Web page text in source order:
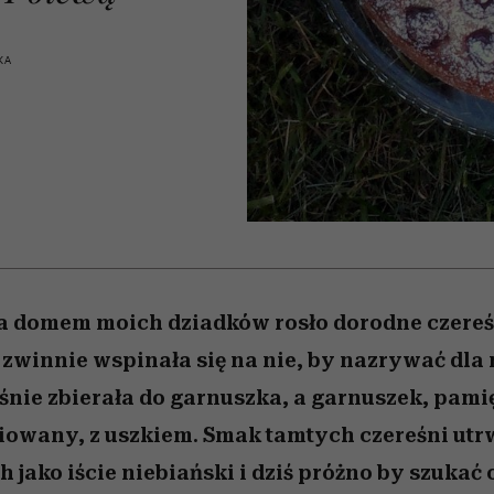
domem moich dziadków rosło dorodne
wspinała się na nie, by nazrywać dla
zbierała do garnuszka, a garnuszek,
z uszkiem. Smak tamtych czereśni
jako iście niebiański i dziś próżno by szukać